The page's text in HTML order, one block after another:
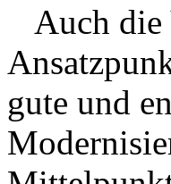
Auch die
gute und